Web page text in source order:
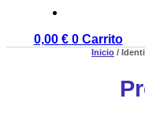
0,00 € 0 Carrito
Inicio /